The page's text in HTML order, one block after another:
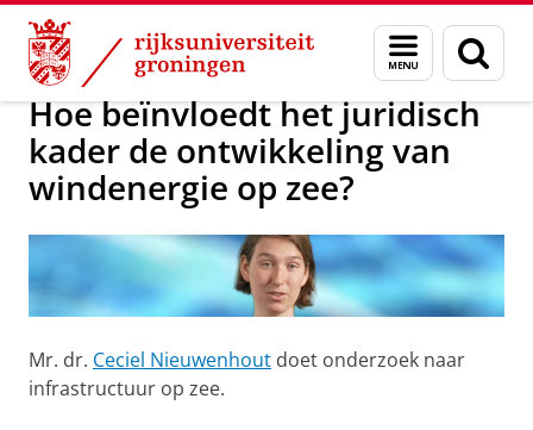
Skip
Content
Skip
Navigation
Menu
en
zoeken
Over ons Onderzoeksprojecten
Hoe beïnvloedt het juridisch
kader de ontwikkeling van
windenergie op zee?
Mr. dr. Ceciel Nieuwenhout doet onderzoek naar
infrastructuur op zee.